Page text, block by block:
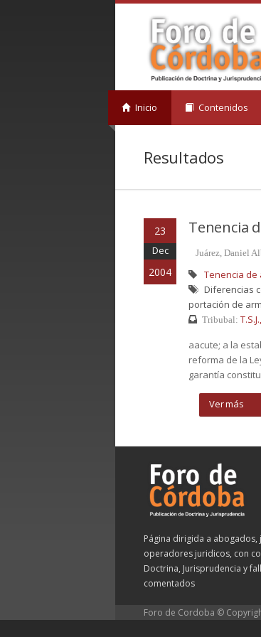
Inicio Contenidos
Resultados
23
Dec
2004
Tenencia
Juárez, Daniel
Tenencia de
Diferencias
portación de
Tribubal:
aacute; a la
reforma de la
garantía
Ver más
Página dirigida a abogados,
operadores juridicos, con
Doctrina, Jurisprudencia y
comentados
Foro de Cordoba ©